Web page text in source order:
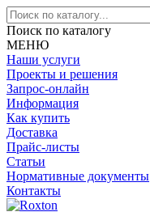
Поиск по каталогу
МЕНЮ
Наши услуги
Проекты и решения
Запрос-онлайн
Информация
Как купить
Доставка
Прайс-листы
Статьи
Нормативные документы
Контакты